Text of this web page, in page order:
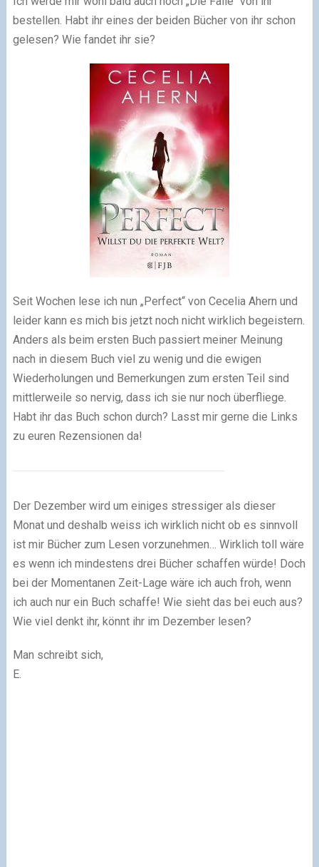
bestellen. Habt ihr eines der beiden Bücher von ihr schon
gelesen? Wie fandet ihr sie?
Seit Wochen lese ich nun „Perfect“ von Cecelia Ahern und
leider kann es mich bis jetzt noch nicht wirklich begeistern.
Anders als beim ersten Buch passiert meiner Meinung
nach in diesem Buch viel zu wenig und die ewigen
Wiederholungen und Bemerkungen zum ersten Teil sind
mittlerweile so nervig, dass ich sie nur noch überfliege.
Habt ihr das Buch schon durch? Lasst mir gerne die Links
zu euren Rezensionen da!
Der Dezember wird um einiges stressiger als dieser
Monat und deshalb weiss ich wirklich nicht ob es sinnvoll
ist mir Bücher zum Lesen vorzunehmen… Wirklich toll wäre
es wenn ich mindestens drei Bücher schaffen würde! Doch
bei der Momentanen Zeit-Lage wäre ich auch froh, wenn
ich auch nur ein Buch schaffe! Wie sieht das bei euch aus?
Wie viel denkt ihr, könnt ihr im Dezember lesen?
Man schreibt sich,
E.